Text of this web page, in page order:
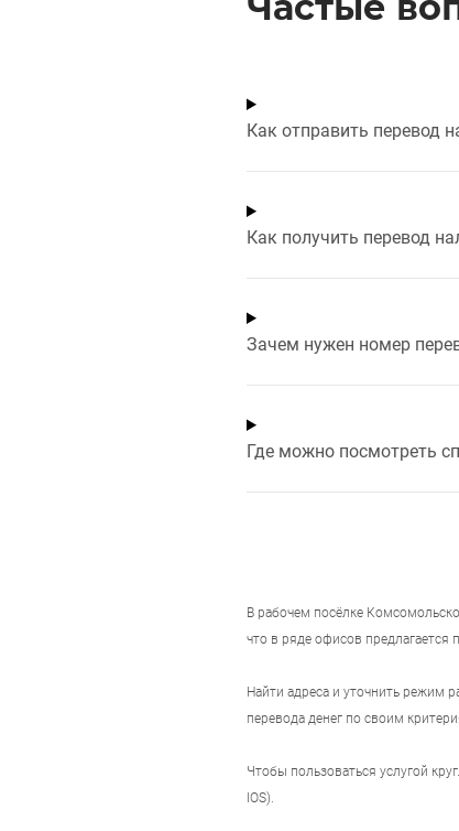
Как отправить перевод
Как получить перевод
Зачем нужен номер
Где можно посмотреть
В рабочем посёлке
что в ряде офисов предлагается
Найти адреса и уточнить режим
перевода денег по своим
Чтобы пользоваться услугой
IOS).